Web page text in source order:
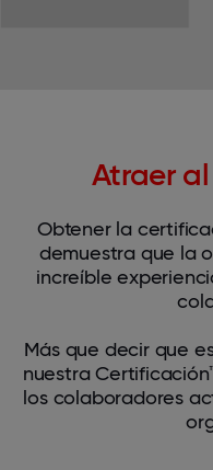
Atraer
Obtener la
demuestra que la
increíble
Más que decir que
nuestra
los colaboradores